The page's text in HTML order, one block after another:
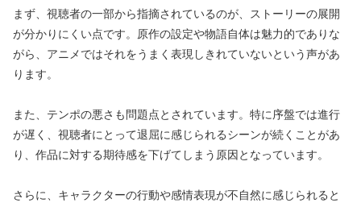
まず、視聴者の一部から指摘されているのが、ストーリーの展開
が分かりにくい点です。原作の設定や物語自体は魅力的でありな
がら、アニメではそれをうまく表現しきれていないという声があ
ります。
また、テンポの悪さも問題点とされています。特に序盤では進行
が遅く、視聴者にとって退屈に感じられるシーンが続くことがあ
り、作品に対する期待感を下げてしまう原因となっています。
さらに、キャラクターの行動や感情表現が不自然に感じられると